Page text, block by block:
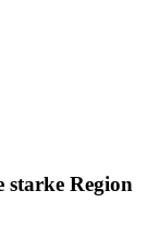
starke Region